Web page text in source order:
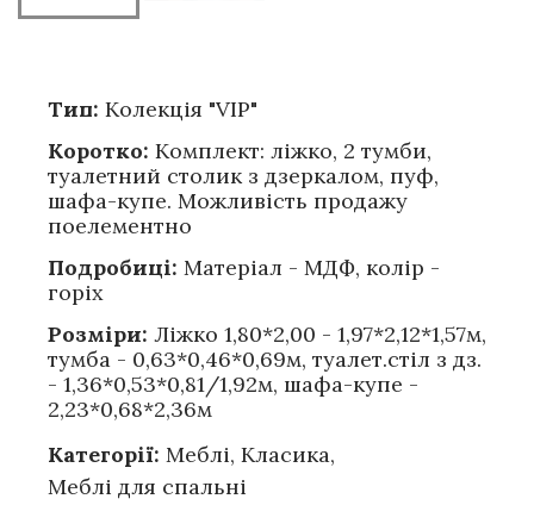
Тип: Колекція "VIP"
Коротко: Комплект: ліжко, 2 тумби,
туалетний столик з дзеркалом, пуф,
шафа-купе. Можливість продажу
поелементно
Подробиці: Матеріал - МДФ, колір -
горіх
Розміри: Ліжко 1,80*2,00 - 1,97*2,12*1,57м,
тумба - 0,63*0,46*0,69м, туалет.стіл з дз.
- 1,36*0,53*0,81/1,92м, шафа-купе -
2,23*0,68*2,36м
Категорії: Меблі, Класика,
Меблі для спальні